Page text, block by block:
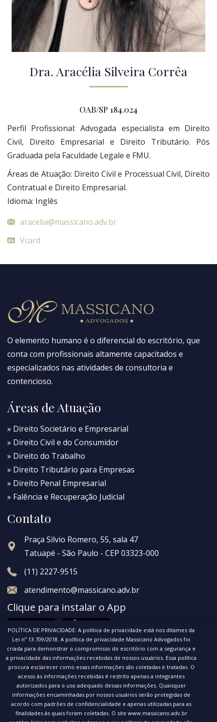
Dra. Aracélia Silveira Corrêa
OAB/SP 184.024
Perfil Profissional: Advogada especialista em Direito
Civil, Direito Empresarial e Direito Tributário. Pós
Graduada pela Faculdade Legale e FMU.
Áreas de Atuação: Direito Civil e Processual Civil, Direito
Contratual e Direito Empresarial.
Idioma: Inglês
aracelia@massicano.adv.br
Vcard
O elemento humano é o diferencial do escritório, que
conta com profissionais altamente capacitados e
especializados nas atividades de consultoria e
contencioso.
Áreas de Atuação
» Direito Societário e Empresarial
» Direito Civil e do Consumidor
» Direito do Trabalho
» Direito Tributário para Empresas
» Direito Penal Empresarial
» Falência e Recuperação Judicial
Contato
Praça Silvio Romero, 55, sala 47
Tatuapé - São Paulo - CEP 03323-000
(11) 2227-9515
atendimento@massicano.adv.br
Clique para instalar o App
© 2020 Massicano Advogados. Todos os direitos
reservados.
Política de privacidade
POLÍTICA DE PRIVACIDADE: A política de privacidade está nos ditames da
Lei nº 13.709/2018. A política de privacidade Massicano Advogados foi
criada para demonstrar o compromisso do escritório com a segurança e
a privacidade das informações recebidas de nossos usuários. Essa política
procura esclarecer como essas informações são coletadas e tratadas. O
acesso às informações recebidas é restrito apenas a integrantes
autorizados para o uso adequado dessas informações. Quaisquer
informações encaminhadas por nossos usuários serão protegidas de
acordo com padrões de confidencialidade e apenas utilizadas para as
finalidades às quais foram coletadas. O site www.massicano.adv.br